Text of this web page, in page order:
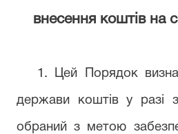
внесення коштів на
1. Цей Порядок
держави коштів у разі
обраний з метою